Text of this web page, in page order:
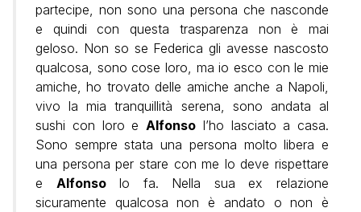
partecipe, non sono una persona che nasconde
e quindi con questa trasparenza non è mai
geloso. Non so se Federica gli avesse nascosto
qualcosa, sono cose loro, ma io esco con le mie
amiche, ho trovato delle amiche anche a Napoli,
vivo la mia tranquillità serena, sono andata al
sushi con loro e Alfonso l’ho lasciato a casa.
Sono sempre stata una persona molto libera e
una persona per stare con me lo deve rispettare
e Alfonsolo fa. Nella sua ex relazione
sicuramente qualcosa non è andato o non è